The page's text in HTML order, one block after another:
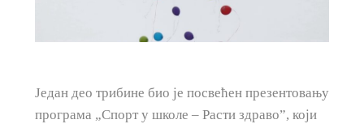
Један део трибине био је посвећен презентовању
програма „Спорт у школе – Расти здраво”, који